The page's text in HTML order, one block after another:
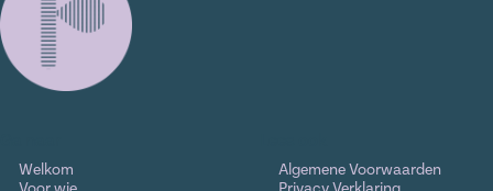
Welkom
Algemene Voorwaarden